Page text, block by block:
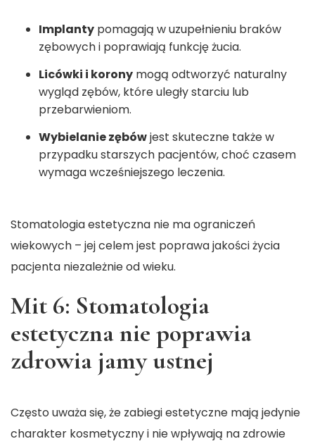
Implanty pomagają w uzupełnieniu braków
zębowych i poprawiają funkcję żucia.
Licówki i korony mogą odtworzyć naturalny
wygląd zębów, które uległy starciu lub
przebarwieniom.
Wybielanie zębówjest skuteczne także w
przypadku starszych pacjentów, choć czasem
wymaga wcześniejszego leczenia.
Stomatologia estetyczna nie ma ograniczeń
wiekowych – jej celem jest poprawa jakości życia
pacjenta niezależnie od wieku.
Mit 6: Stomatologia
estetyczna nie poprawia
zdrowia jamy ustnej
Często uważa się, że zabiegi estetyczne mają jedynie
charakter kosmetyczny i nie wpływają na zdrowie